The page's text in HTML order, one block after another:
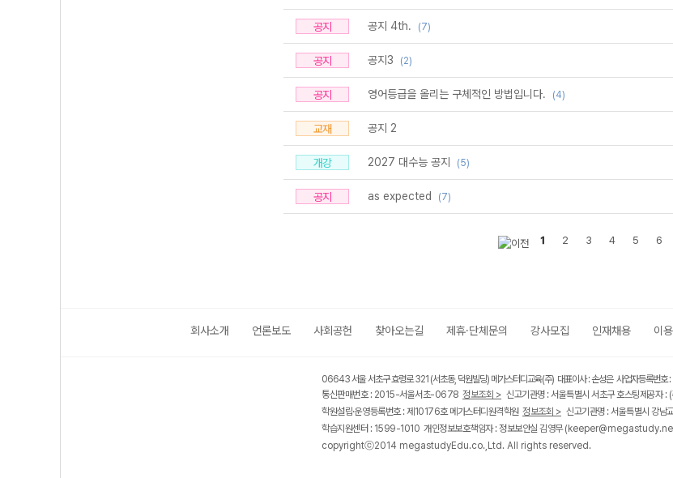
공지 공지 4th. (7)
공지 공지3 (2)
공지 영어등급을 올리는 구체적인 방법입니다. (4)
교재 공지 2
개강 2027 대수능 공지 (5)
공지 as expected (7)
1 2 3 4 5 6
회사소개 언론보도 사회공헌 찾아오는길 제휴·단체문의 강사모집 인재채용 이
06643 서울 서초구 효령로 321 (서초동, 덕원빌딩) 메가스터디교육(주) 대표이사 : 손성은 사업자등록
통신판매번호 : 2015-서울서초-0678 정보조회 > 신고기관명 : 서울특별시 서초구 호스팅제공자 : (
학원설립·운영등록번호 : 제10176호 메가스터디원격학원 정보조회 > 신고기관명 : 서울특별시 강남
학습지원센터 : 1599-1010 개인정보보호책임자 : 정보보안실 김영무
copyrightⓒ2014 megastudyEdu.co.,Ltd. All rights reserved.